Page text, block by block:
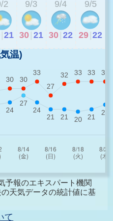
2
21
9/3
30 21
9/4
30 22
9/5
29 22
温)
予報のエキスパート機関
天気データの統計値に基
て